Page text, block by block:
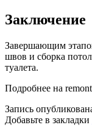
Заключение
Завершающим
швов и сборка
туалета.
Подробнее на
Запись
Добавьте в закладки